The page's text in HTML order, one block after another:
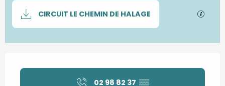
Documentatie
CIRCUIT LE CHEMIN DE HALAGE Met
Openingstijden en contactgegevens
02 98 82 37 ▒▒